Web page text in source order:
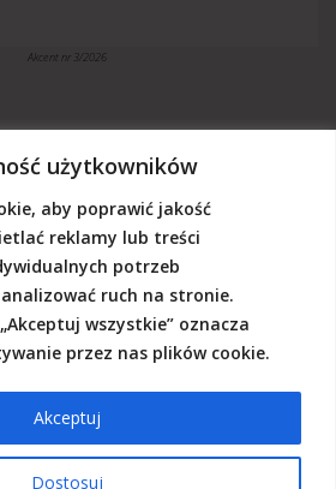
użytkowników
aby poprawić jakość
reklamy lub treści
potrzeb
ruch na stronie.
wszystkie” oznacza
przez nas plików cookie.
Dostosuj
Akceptuj
Akcent nr 3/2026
niezależnym, utrzymujemy się z dotacji
Będziemy wdzięczni, jeśli zechcą nas
dowolną kwotą.
„Akcent”, ul. Grodzka 3, 20-112 Lublin
na działalność statutową Wschodniej
w sferze pożytku publicznego)